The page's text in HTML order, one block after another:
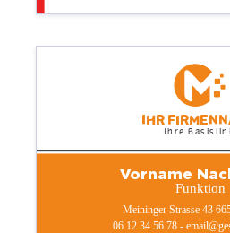
Meininger Strasse 43
06 12 34 56 78 -
Vorname
Funktion
Ihr
Ihre